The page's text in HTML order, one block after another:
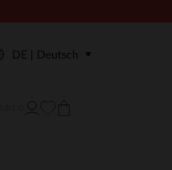
DE | Deutsch